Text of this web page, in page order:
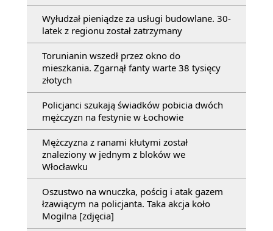
Wyłudzał pieniądze za usługi budowlane. 30-
latek z regionu został zatrzymany
Torunianin wszedł przez okno do
mieszkania. Zgarnął fanty warte 38 tysięcy
złotych
Policjanci szukają świadków pobicia dwóch
mężczyzn na festynie w Łochowie
Mężczyzna z ranami kłutymi został
znaleziony w jednym z bloków we
Włocławku
Oszustwo na wnuczka, pościg i atak gazem
łzawiącym na policjanta. Taka akcja koło
Mogilna [zdjęcia]